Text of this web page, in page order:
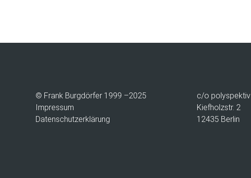
© Frank Burgdörfer 1999 –2025
Impressum
Datenschutzerklärung
c/o polyspektiv
Kiefholzstr. 2
12435 Berlin